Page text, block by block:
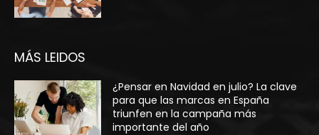
MÁS LEIDOS
¿Pensar en Navidad en julio? La clave
para que las marcas en España
triunfen en la campaña más
importante del año